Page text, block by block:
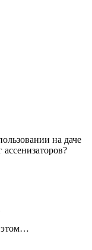
на даче
этом…